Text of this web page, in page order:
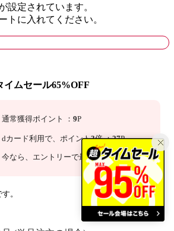
設定されています。
トに入れてください。
イムセール65%OFF
通常獲得ポイント ： 9P
dカード利用で、 ポイント3倍 ：27P
今なら 、エントリーで最大 倍！詳細
。